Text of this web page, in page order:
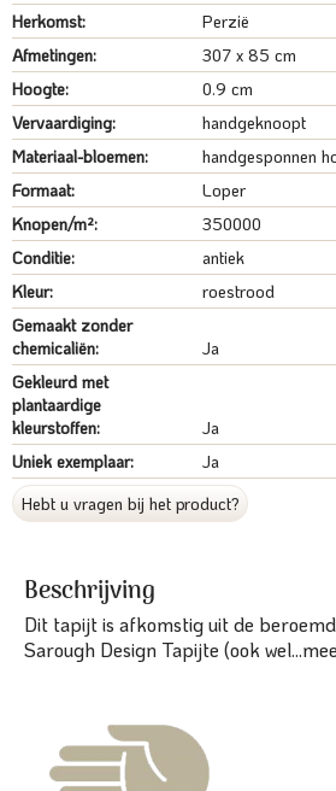
Herkomst:
Perzië
Afmetingen:
307 x 85 cm
Hoogte:
0.9 cm
Vervaardiging:
handgeknoopt
Materiaal-bloemen:
handgesponnen
Formaat:
Loper
Knopen/m²:
350000
Conditie:
antiek
Kleur:
roestrood
Gemaakt zonder
chemicaliën:
Ja
Gekleurd met
plantaardige
kleurstoffen:
Ja
Uniek exemplaar:
Ja
Hebt u vragen bij het product?
Beschrijving
Dit tapijt is afkomstig uit de
Sarough Design Tapijte (ook wel...